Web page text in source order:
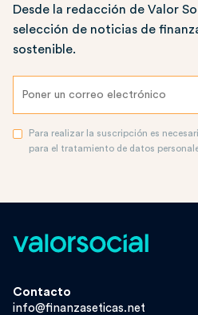
Desde la redacción de Valor
selección de noticias de
sostenible.
Para realizar la suscripción es
para el tratamiento de datos
Contacto
info@finanzaseticas.net